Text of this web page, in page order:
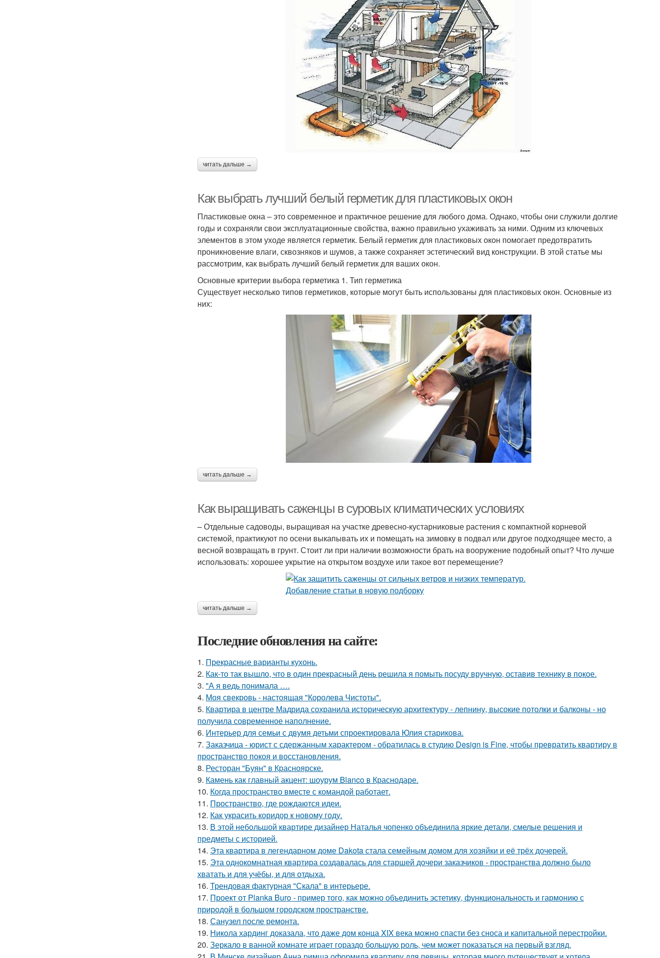
читать дальше →
Как выбрать лучший белый герметик для пластиковых окон
Пластиковые окна – это современное и практичное решение для любого дома. Однако, чтобы они служили долгие
годы и сохраняли свои эксплуатационные свойства, важно правильно ухаживать за ними. Одним из ключевых
элементов в этом уходе является герметик. Белый герметик для пластиковых окон помогает предотвратить
проникновение влаги, сквозняков и шумов, а также сохраняет эстетический вид конструкции. В этой статье мы
рассмотрим, как выбрать лучший белый герметик для ваших окон.
Основные критерии выбора герметика 1. Тип герметика
Существует несколько типов герметиков, которые могут быть использованы для пластиковых окон. Основные из
них:
читать дальше →
Как выращивать саженцы в суровых климатических условиях
– Отдельные садоводы, выращивая на участке древесно-кустарниковые растения с компактной корневой
системой, практикуют по осени выкапывать их и помещать на зимовку в подвал или другое подходящее место, а
весной возвращать в грунт. Стоит ли при наличии возможности брать на вооружение подобный опыт? Что лучше
использовать: хорошее укрытие на открытом воздухе или такое вот перемещение?
читать дальше →
Последние обновления на сайте:
1. Прекрасные варианты кухонь.
2. Как-то так вышло, что в один прекрасный день решила я помыть посуду вручную, оставив технику в покое.
3. "А я ведь понимала ….
4. Моя свекровь - настоящая "Королева Чистоты".
5. Квартира в центре Мадрида сохранила историческую архитектуру - лепнину, высокие потолки и балконы - но
получила современное наполнение.
6. Интерьер для семьи с двумя детьми спроектировала Юлия старикова.
7. Заказчица - юрист с сдержанным характером - обратилась в студию Design is Fine, чтобы превратить квартиру в
пространство покоя и восстановления.
8. Ресторан "Буян" в Красноярске.
9. Камень как главный акцент: шоурум Blanco в Краснодаре.
10. Когда пространство вместе с командой работает.
11. Пространство, где рождаются идеи.
12. Как украсить коридор к новому году.
13. В этой небольшой квартире дизайнер Наталья чопенко объединила яркие детали, смелые решения и
предметы с историей.
14. Эта квартира в легендарном доме Dakota стала семейным домом для хозяйки и её трёх дочерей.
15. Эта однокомнатная квартира создавалась для старшей дочери заказчиков - пространства должно было
хватать и для учёбы, и для отдыха.
16. Трендовая фактурная "Скала" в интерьере.
17. Проект от Planka Buro - пример того, как можно объединить эстетику, функциональность и гармонию с
природой в большом городском пространстве.
18. Санузел после ремонта.
19. Никола хардинг доказала, что даже дом конца XIX века можно спасти без сноса и капитальной перестройки.
20. Зеркало в ванной комнате играет гораздо большую роль, чем может показаться на первый взгляд.